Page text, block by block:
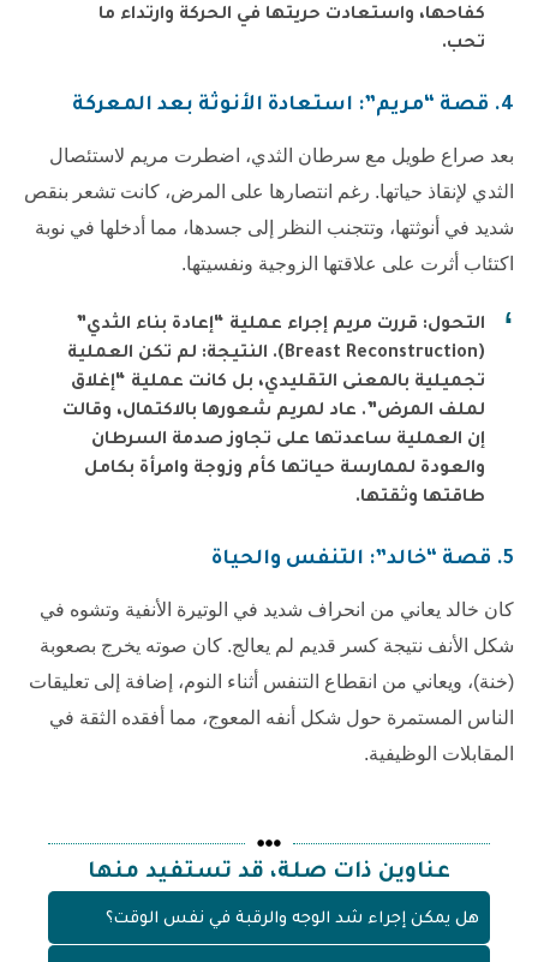
كفاحها، واستعادت حريتها في الحركة وارتداء ما
تحب.
4. قصة “مريم”: استعادة الأنوثة بعد المعركة
بعد صراع طويل مع سرطان الثدي، اضطرت مريم لاستئصال
الثدي لإنقاذ حياتها. رغم انتصارها على المرض، كانت تشعر بنقص
شديد في أنوثتها، وتتجنب النظر إلى جسدها، مما أدخلها في نوبة
اكتئاب أثرت على علاقتها الزوجية ونفسيتها.
التحول: قررت مريم إجراء عملية “إعادة بناء الثدي”
(Breast Reconstruction). النتيجة: لم تكن العملية
تجميلية بالمعنى التقليدي، بل كانت عملية “إغلاق
لملف المرض”. عاد لمريم شعورها بالاكتمال، وقالت
إن العملية ساعدتها على تجاوز صدمة السرطان
والعودة لممارسة حياتها كأم وزوجة وامرأة بكامل
طاقتها وثقتها.
5. قصة “خالد”: التنفس والحياة
كان خالد يعاني من انحراف شديد في الوتيرة الأنفية وتشوه في
شكل الأنف نتيجة كسر قديم لم يعالج. كان صوته يخرج بصعوبة
(خنة)، ويعاني من انقطاع التنفس أثناء النوم، إضافة إلى تعليقات
الناس المستمرة حول شكل أنفه المعوج، مما أفقده الثقة في
المقابلات الوظيفية.
عناوين ذات صلة، قد تستفيد منها
هل يمكن إجراء شد الوجه والرقبة في نفس الوقت؟